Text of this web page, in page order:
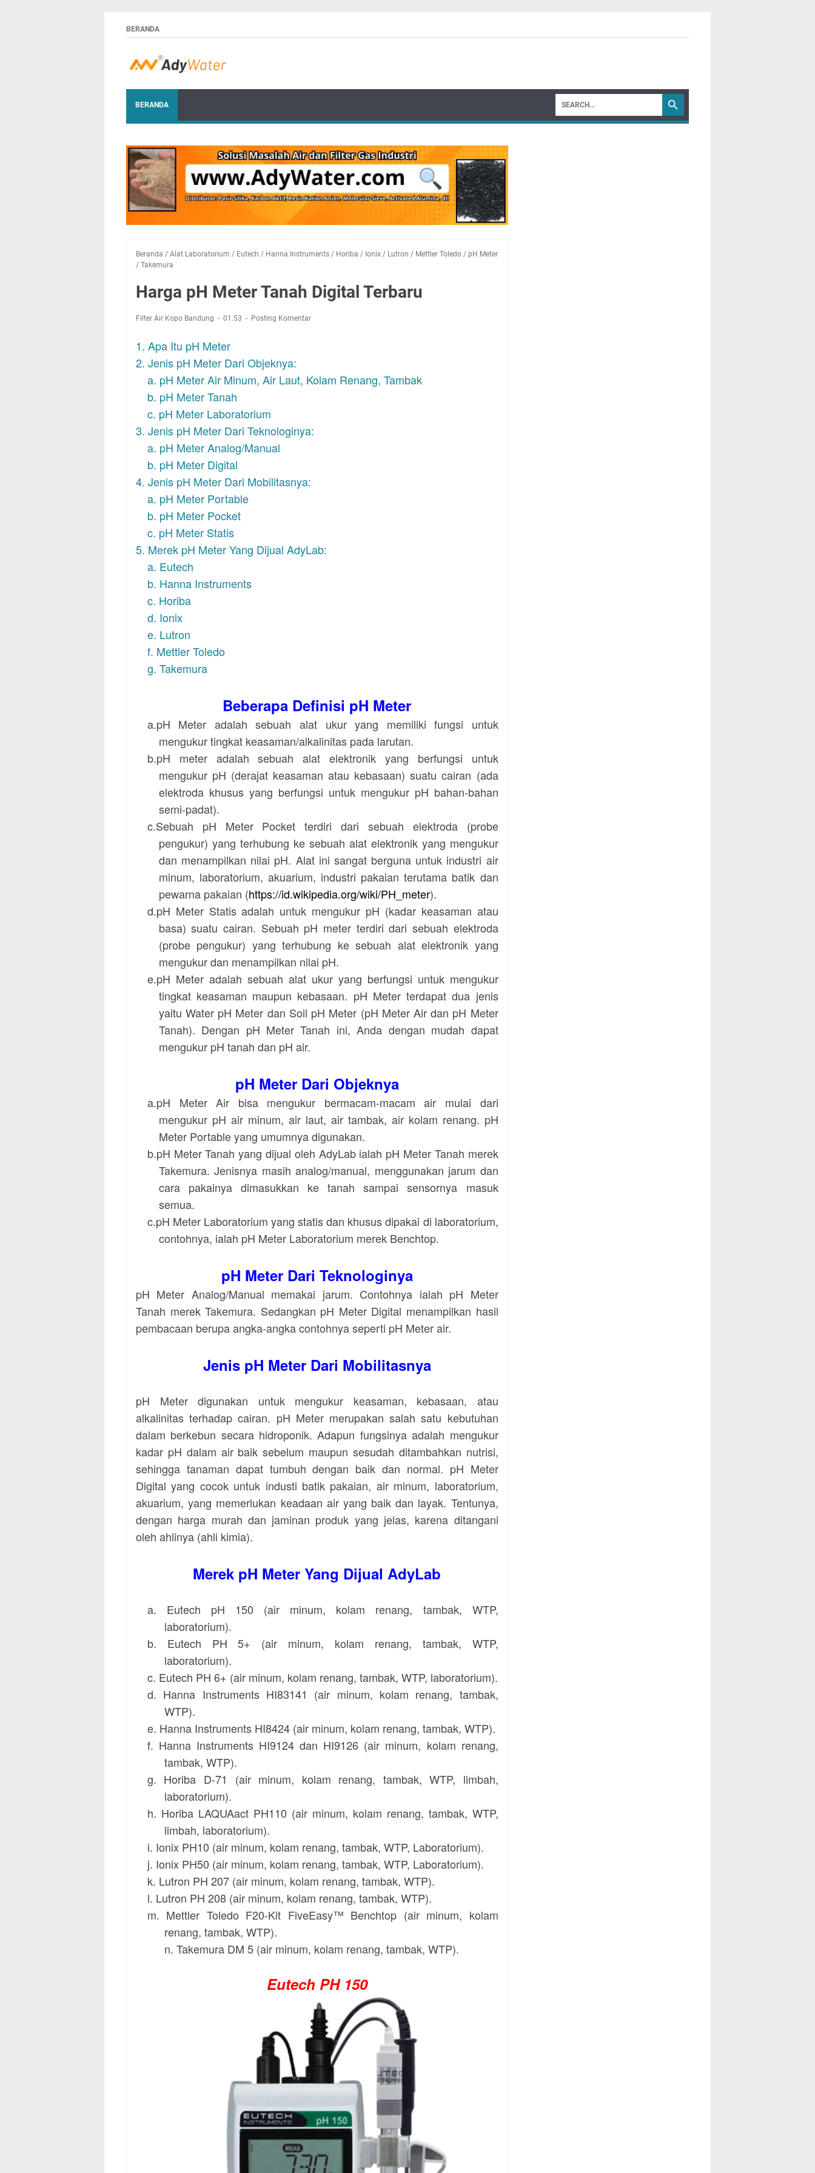
BERANDA
BERANDA
Beranda / Alat Laboratorium / Eutech / Hanna Instruments / Horiba / Ionix / Lutron / Mettler Toledo / pH Meter
/ Takemura
Harga pH Meter Tanah Digital Terbaru
Filter Air Kopo Bandung 01.53 Posting Komentar
1. Apa Itu pH Meter
2. Jenis pH Meter Dari Objeknya:
a. pH Meter Air Minum, Air Laut, Kolam Renang, Tambak
b. pH Meter Tanah
c. pH Meter Laboratorium
3. Jenis pH Meter Dari Teknologinya:
a. pH Meter Analog/Manual
b. pH Meter Digital
4. Jenis pH Meter Dari Mobilitasnya:
a. pH Meter Portable
b. pH Meter Pocket
c. pH Meter Statis
5. Merek pH Meter Yang Dijual AdyLab:
a. Eutech
b. Hanna Instruments
c. Horiba
d. Ionix
e. Lutron
f. Mettler Toledo
g. Takemura
Beberapa Definisi pH Meter
a.pH Meter adalah sebuah alat ukur yang memiliki fungsi untuk
mengukur tingkat keasaman/alkalinitas pada larutan.
b.pH meter adalah sebuah alat elektronik yang berfungsi untuk
mengukur pH (derajat keasaman atau kebasaan) suatu cairan (ada
elektroda khusus yang berfungsi untuk mengukur pH bahan-bahan
semi-padat).
c.Sebuah pH Meter Pocketterdiri dari sebuah elektroda (probe
pengukur) yang terhubung ke sebuah alat elektronik yang mengukur
dan menampilkan nilai pH. Alat ini sangat berguna untuk industri air
minum, laboratorium, akuarium, industri pakaian terutama batik dan
pewarna pakaian (https://id.wikipedia.org/wiki/PH_meter).
d.pH Meter Statisadalah untuk mengukur pH (kadar keasaman atau
basa) suatu cairan. Sebuah pH meter terdiri dari sebuah elektroda
(probe pengukur) yang terhubung ke sebuah alat elektronik yang
mengukur dan menampilkan nilai pH.
e.pH Meter adalah sebuah alat ukur yang berfungsi untuk mengukur
tingkat keasaman maupun kebasaan. pH Meter terdapat dua jenis
yaitu Water pH Meter dan Soil pH Meter (pH Meter Air dan pH Meter
Tanah). Dengan pH Meter Tanah ini, Anda dengan mudah dapat
mengukur pH tanah dan pH air.
pH Meter Dari Objeknya
a.pH Meter Air bisa mengukur bermacam-macam air mulai dari
mengukur pH air minum, air laut, air tambak, air kolam renang. pH
Meter Portableyang umumnya digunakan.
b.pH Meter Tanah yang dijual oleh AdyLab ialah pH Meter Tanah merek
Takemura. Jenisnya masih analog/manual, menggunakan jarum dan
cara pakainya dimasukkan ke tanah sampai sensornya masuk
semua.
c.pH Meter Laboratorium yang statis dan khusus dipakai di laboratorium,
contohnya, ialah pH Meter Laboratorium merek Benchtop.
pH Meter Dari Teknologinya
pH Meter Analog/Manual memakai jarum. Contohnya ialah pH Meter
Tanah merek Takemura. Sedangkan pH Meter Digital menampilkan hasil
pembacaan berupa angka-angka contohnya seperti pH Meter air.
Jenis pH Meter Dari Mobilitasnya
pH Meter digunakan untuk mengukur keasaman, kebasaan, atau
alkalinitas terhadap cairan. pH Meter merupakan salah satu kebutuhan
dalam berkebun secara hidroponik. Adapun fungsinya adalah mengukur
kadar pH dalam air baik sebelum maupun sesudah ditambahkan nutrisi,
sehingga tanaman dapat tumbuh dengan baik dan normal. pH Meter
Digital yang cocok untuk industi batik pakaian, air minum, laboratorium,
akuarium, yang memerlukan keadaan air yang baik dan layak. Tentunya,
dengan harga murah dan jaminan produk yang jelas, karena ditangani
oleh ahlinya (ahli kimia).
Merek pH Meter Yang Dijual AdyLab
a. Eutech pH 150 (air minum, kolam renang, tambak, WTP,
laboratorium).
b. Eutech PH 5+ (air minum, kolam renang, tambak, WTP,
laboratorium).
c. Eutech PH 6+ (air minum, kolam renang, tambak, WTP, laboratorium).
d. Hanna Instruments HI83141 (air minum, kolam renang, tambak,
WTP).
e. Hanna Instruments HI8424 (air minum, kolam renang, tambak, WTP).
f. Hanna Instruments HI9124 dan HI9126 (air minum, kolam renang,
tambak, WTP).
g. Horiba D-71 (air minum, kolam renang, tambak, WTP, limbah,
laboratorium).
h. Horiba LAQUAact PH110 (air minum, kolam renang, tambak, WTP,
limbah, laboratorium).
i. Ionix PH10 (air minum, kolam renang, tambak, WTP, Laboratorium).
j. Ionix PH50 (air minum, kolam renang, tambak, WTP, Laboratorium).
k. Lutron PH 207 (air minum, kolam renang, tambak, WTP).
l. Lutron PH 208 (air minum, kolam renang, tambak, WTP).
m. Mettler Toledo F20-Kit FiveEasy™ Benchtop (air minum, kolam
renang, tambak, WTP).
n.Takemura DM 5 (air minum, kolam renang, tambak, WTP).
Eutech PH 150